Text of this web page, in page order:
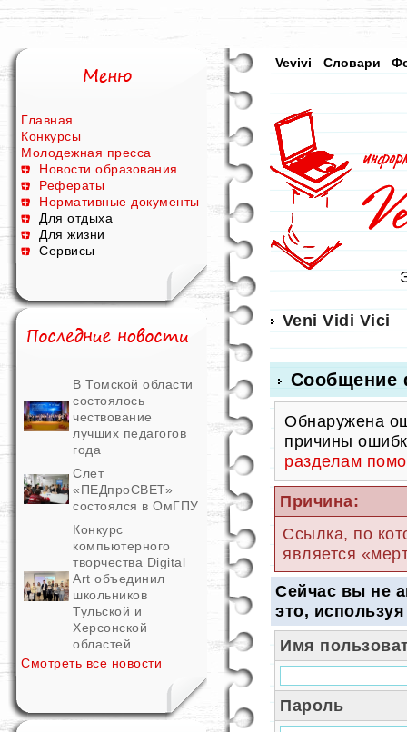
Главная
Конкурсы
Молодежная пресса
Новости образования
Рефераты
Нормативные документы
Для отдыха
Для жизни
Сервисы
В Томской области
состоялось
чествование
лучших педагогов
года
Слет
«ПЕДпроСВЕТ»
состоялся в ОмГПУ
Конкурс
компьютерного
творчества Digital
Art объединил
школьников
Тульской и
Херсонской
областей
Смотреть все новости
Vevivi Словари
Veni Vidi Vici
Сообщение
Обнаружена
причины
разделам
Причина:
Ссылка, по
является
Сейчас вы не
это,
Имя
Пароль